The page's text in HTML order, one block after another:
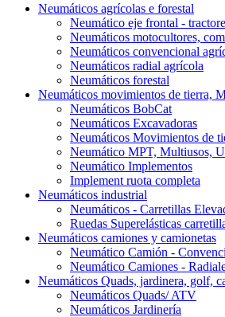
Neumáticos agrícolas e forestal
Neumático eje frontal -
Neumáticos motocultores,
Neumáticos convencional
Neumáticos radial agrícola
Neumáticos forestal
Neumáticos movimientos de tierra,
Neumáticos BobCat
Neumáticos Excavadoras
Neumáticos Movimientos de
Neumático MPT, Multiusos,
Neumático Implementos
Implement ruota completa
Neumáticos industrial
Neumáticos - Carretillas
Ruedas Superelásticas
Neumáticos camiones y camionetas
Neumático Camión -
Neumático Camiones -
Neumáticos Quads, jardinera, golf,
Neumáticos Quads/ ATV
Neumáticos Jardinería